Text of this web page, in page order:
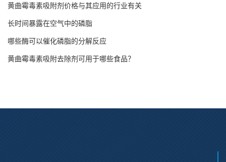
黄曲霉毒素吸附剂价格与其应用的行业有关
长时间暴露在空气中的磷脂
哪些酶可以催化磷脂的分解反应
黄曲霉毒素吸附去除剂可用于哪些食品？